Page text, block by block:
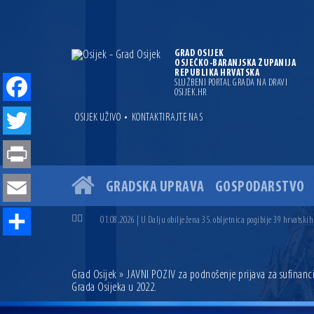
GRAD OSIJEK
OSJEČKO-BARANJSKA ŽUPANIJA
REPUBLIKA HRVATSKA
SLUŽBENI PORTAL GRADA NA DRAVI
OSIJEK.HR
OSIJEK UŽIVO • KONTAKTIRAJTE NAS
GRADSKA UPRAVA GOSPODARSTVO
04.07.2026 | Zbog povoljnih vodostaja i pravodobnih mjera komarci
04.08.2026 | U Osijeku obilježen Dan pobjede i domovinske
01.08.2026 | U Dalju obilježena 35. obljetnica pogibije 39
14.07.2026 | Gradonačelnik Ivan Radić uručio ugovor za
13.07.2026 | Ljetnim izdanjem Večeri vina i umjetnosti završen
07.07.2026 | Održana 8. sjednica Gradskog vijeća Grada Osijeka.
06.07.2026 | Brevis koncertom u Zlatnoj dvorani Musikvereina
Grad Osijek » JAVNI POZIV za podnošenje prijava za
Grada Osijeka u 2022.
Facebook
Twitter
Print
Email